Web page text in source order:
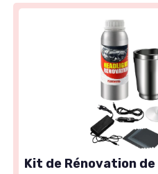
Kit de Rénovation